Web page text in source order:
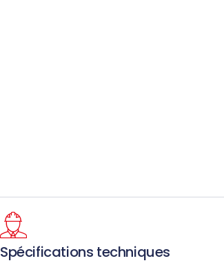
Spécifications techniques